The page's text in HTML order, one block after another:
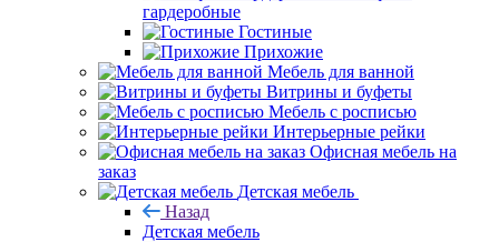
гардеробные
Гостиные
Прихожие
Мебель для ванной
Витрины и буфеты
Мебель с росписью
Интерьерные рейки
Офисная мебель на
заказ
Детская мебель
Назад
Детская мебель